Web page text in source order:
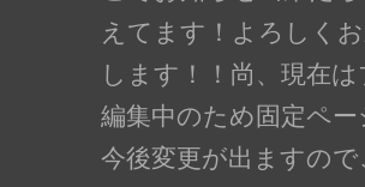
えてます！よろしく
します！！尚、現在は
編集中のため固定ペー
今後変更が出ますので